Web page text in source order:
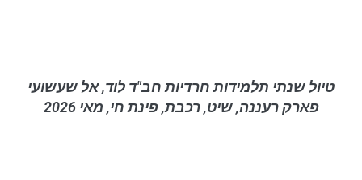
טיול שנתי תלמידות חרדיות חב"ד לוד, אל שעשועי
פארק רעננה, שיט, רכבת, פינת חי, מאי 2026